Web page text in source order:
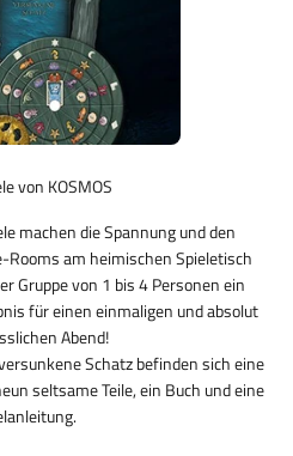
von KOSMOS
machen die Spannung und den
Rooms am heimischen Spieletisch
Gruppe von 1 bis 4 Personen ein
für einen einmaligen und absolut
Abend!
Schatz befinden sich eine
seltsame Teile, ein Buch und eine